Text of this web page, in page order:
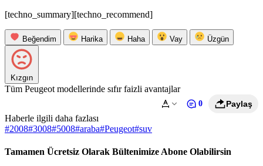
[techno_summary][techno_recommend]
Beğendim Harika Haha Vay Üzgün
Kızgın
Tüm Peugeot modellerinde sıfır faizli avantajlar
0 Paylaş
Haberle ilgili daha fazlası
#2008#3008#5008#araba#Peugeot#suv
Tamamen Ücretsiz Olarak Bültenimize Abone Olabilirsin